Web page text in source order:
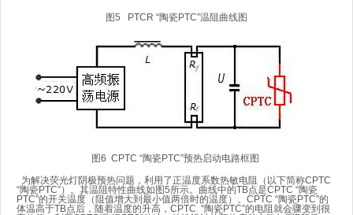
图5 PTCR “陶瓷PTC”温阻曲线图
图6 CPTC “陶瓷PTC”预热启动电路框图
为解决荧光灯阴极预热问题，利用了正温度系数热敏电阻（以下简称CPTC
“陶瓷PTC”）。其温阻特性曲线如图5所示。曲线中的TB点是CPTC “陶瓷
PTC”的开关温度（阻值增大到最小值两倍时的温度）。CPTC “陶瓷PTC”的
体温高于TB点后，随着温度的升高，CPTC “陶瓷PTC”的电阻就会骤变到很